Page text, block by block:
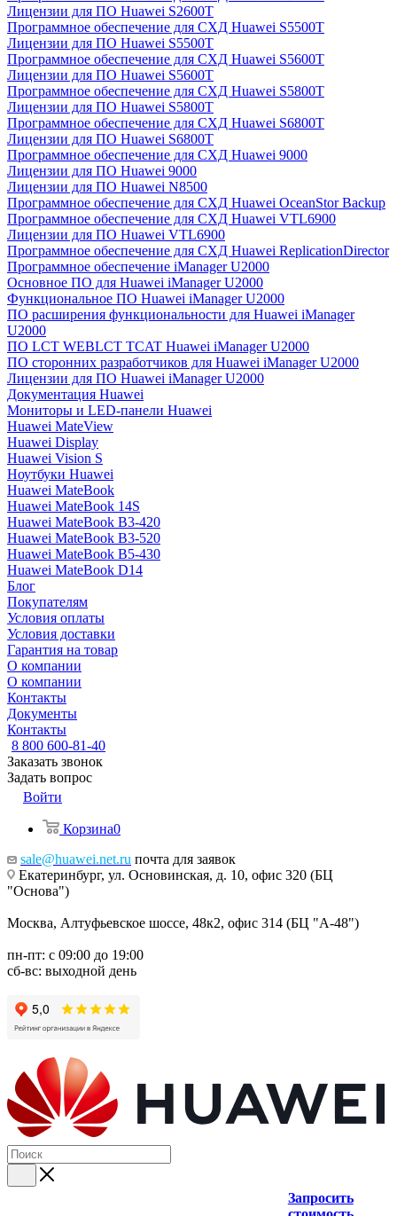
Лицензии для ПО Huawei S2600T
Программное обеспечение для СХД Huawei S5500T
Лицензии для ПО Huawei S5500T
Программное обеспечение для СХД Huawei S5600T
Лицензии для ПО Huawei S5600T
Программное обеспечение для СХД Huawei S5800T
Лицензии для ПО Huawei S5800T
Программное обеспечение для СХД Huawei S6800T
Лицензии для ПО Huawei S6800T
Программное обеспечение для СХД Huawei 9000
Лицензии для ПО Huawei 9000
Лицензии для ПО Huawei N8500
Программное обеспечение для СХД Huawei OceanStor Backup
Программное обеспечение для СХД Huawei VTL6900
Лицензии для ПО Huawei VTL6900
Программное обеспечение для СХД Huawei ReplicationDirector
Программное обеспечение iManager U2000
Основное ПО для Huawei iManager U2000
Функциональное ПО Huawei iManager U2000
ПО расширения функциональности для Huawei iManager
U2000
ПО LCT WEBLCT TCAT Huawei iManager U2000
ПО сторонних разработчиков для Huawei iManager U2000
Лицензии для ПО Huawei iManager U2000
Документация Huawei
Мониторы и LED-панели Huawei
Huawei MateView
Huawei Display
Huawei Vision S
Ноутбуки Huawei
Huawei MateBook
Huawei MateBook 14S
Huawei MateBook B3-420
Huawei MateBook B3-520
Huawei MateBook B5-430
Huawei MateBook D14
Блог
Покупателям
Условия оплаты
Условия доставки
Гарантия на товар
О компании
О компании
Контакты
Документы
Контакты
8 800 600-81-40
Заказать звонок
Задать вопрос
Войти
Корзина0
sale@huawei.net.ru почта для заявок
Екатеринбург, ул. Основинская, д. 10, офис 320 (БЦ
"Основа")
Москва, Алтуфьевское шоссе, 48к2, офис 314 (БЦ "А-48")
пн-пт: с 09:00 до 19:00
сб-вс: выходной день
Запросить